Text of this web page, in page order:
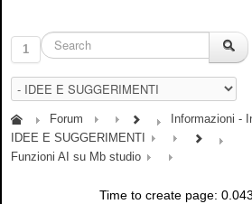
1
Forum
Informazioni -
IDEE E SUGGERIMENTI
Funzioni AI su Mb studio
Time to create page: